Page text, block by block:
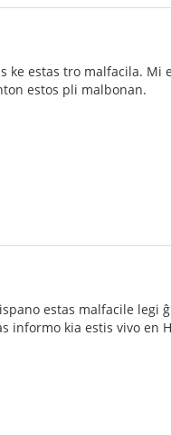
ke estas tro malfacila. Mi
estos pli malbonan.
estas malfacile legi
informo kia estis vivo en